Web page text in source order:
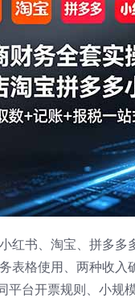
红书、淘宝、拼多
表格使用、两种收
台开票规则、小规